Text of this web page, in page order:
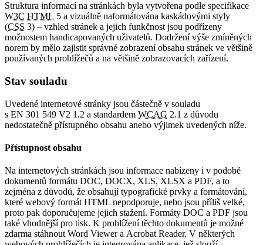
Struktura informací na stránkách byla vytvořena podle specifikace
W3C HTML 5 a vizuálně naformátována kaskádovými styly
(CSS 3) – vzhled stránek a jejich funkčnost jsou podřízeny
možnostem handicapovaných uživatelů. Dodržení výše zmíněných
norem by mělo zajistit správné zobrazení obsahu stránek ve většině
používaných prohlížečů a na většině zobrazovacích zařízení.
Stav souladu
Uvedené internetové stránky jsou částečně v souladu
s EN 301 549 V2 1.2 a standardem WCAG 2.1 z důvodu
nedostatečně přístupného obsahu anebo výjimek uvedených níže.
Přístupnost obsahu
Na internetových stránkách jsou informace nabízeny i v podobě
dokumentů formátu DOC, DOCX, XLS, XLSX a PDF, a to
zejména z důvodů, že obsahují typografické prvky a formátování,
které webový formát HTML nepodporuje, nebo jsou příliš velké,
proto pak doporučujeme jejich stažení. Formáty DOC a PDF jsou
také vhodnější pro tisk. K prohlížení těchto dokumentů je možné
zdarma stáhnout Word Viewer a Acrobat Reader. V některých